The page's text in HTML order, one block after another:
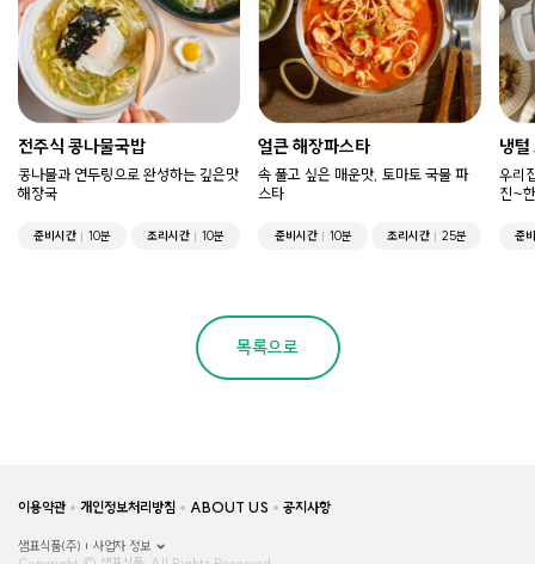
전주식 콩나물국밥
콩나물과 연두링으로 완성하는 깊은맛
해장국
준비시간 10분 조리시간 10분
얼큰 해장파스타
속 풀고 싶은 매운맛, 토마토 국물 파
스타
준비시간 10분 조리시간 25분
냉털
우리
진~
준
목록으로
이용약관 개인정보처리방침 ABOUT US 공지사항
샘표식품(주)
사업자 정보